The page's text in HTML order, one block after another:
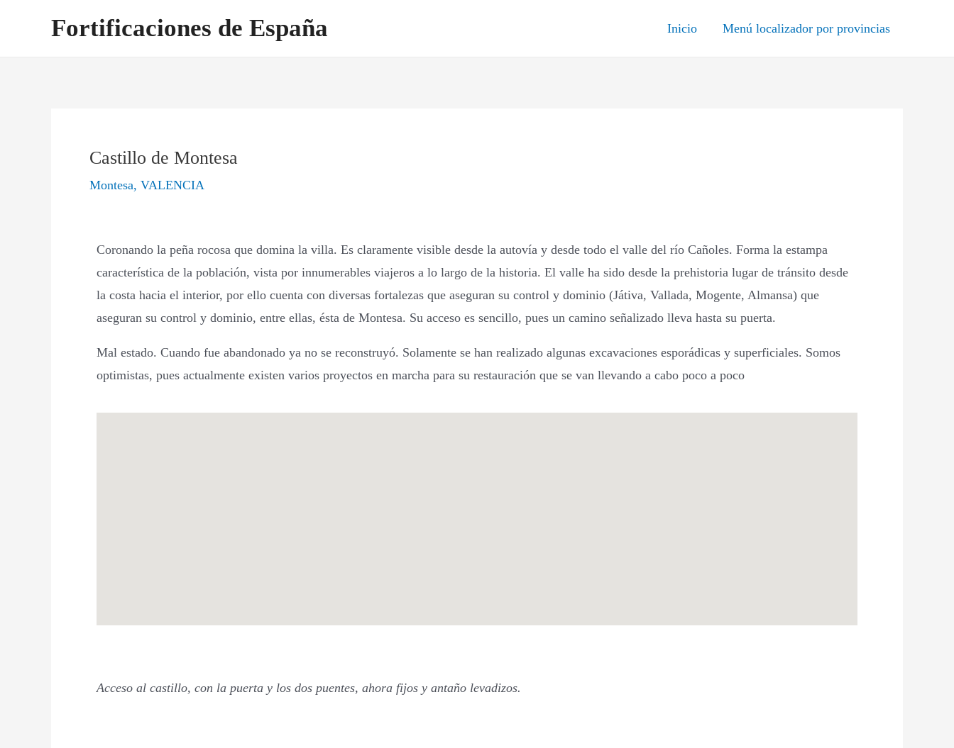
Fortificaciones de España Inicio Menú localizador por provincias
Castillo de Montesa
Montesa, VALENCIA
Coronando la peña rocosa que domina la villa. Es claramente visible desde la autovía y desde todo el valle del río Cañoles. Forma la estampa
característica de la población, vista por innumerables viajeros a lo largo de la historia. El valle ha sido desde la prehistoria lugar de tránsito desde
la costa hacia el interior, por ello cuenta con diversas fortalezas que aseguran su control y dominio (Játiva, Vallada, Mogente, Almansa) que
aseguran su control y dominio, entre ellas, ésta de Montesa. Su acceso es sencillo, pues un camino señalizado lleva hasta su puerta.
Mal estado. Cuando fue abandonado ya no se reconstruyó. Solamente se han realizado algunas excavaciones esporádicas y superficiales. Somos
optimistas, pues actualmente existen varios proyectos en marcha para su restauración que se van llevando a cabo poco a poco
Acceso al castillo, con la puerta y los dos puentes, ahora fijos y antaño levadizos.
de